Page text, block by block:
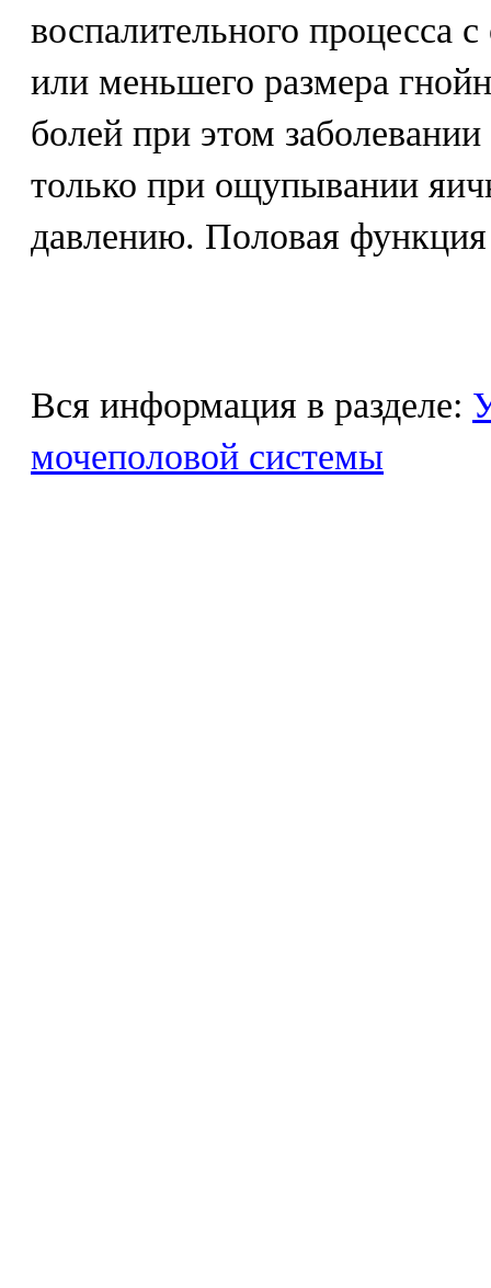
воспалительного процесса
или меньшего размера
болей при этом
только при ощупывании
давлению. Половая
Вся информация в разделе:
мочеполовой системы